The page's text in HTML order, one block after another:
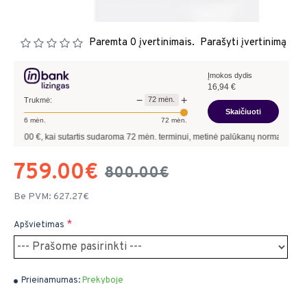
Prieinamumas:Prekyboje
Paremta 0 įvertinimais. Parašyti įvertinimą
759.00€ 800.00€
Be PVM: 627.27€
Apšvietimas
Trukmė: − 72 mėn. +
6 mėn. 72 mėn.
Įmokos dydis
16,94 €
Skaičiuoti
kai sutartis sudaroma72mėn. terminui, metinė palūkanų norma – 9,90%